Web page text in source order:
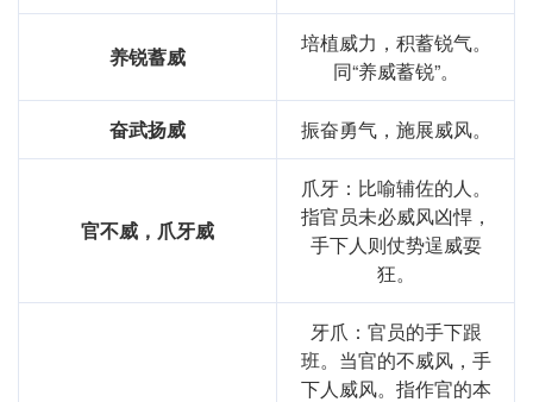
养锐蓄威
培植威力，积蓄锐气。
同“养威蓄锐”。
奋武扬威 振奋勇气，施展威风。
官不威，爪牙威
爪牙：比喻辅佐的人。
指官员未必威风凶悍，
手下人则仗势逞威耍
狂。
牙爪：官员的手下跟
班。当官的不威风，手
下人威风。指作官的本